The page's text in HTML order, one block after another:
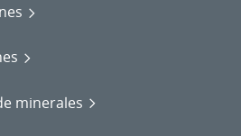
minerales